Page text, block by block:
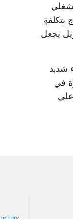
بتكلفةٍ
يجعل
شديد
في
على